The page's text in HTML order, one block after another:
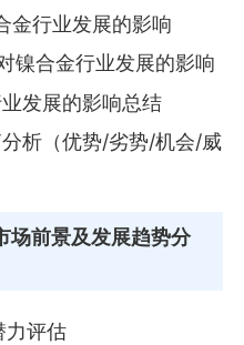
金行业发展的影响
镍合金行业发展的影响
发展的影响总结
析（优势/劣势/机会/威
场前景及发展趋势分
力评估